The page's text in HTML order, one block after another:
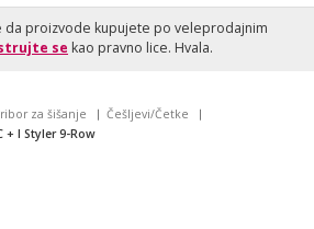
da proizvode kupujete po veleprodajnim
se kao pravno lice. Hvala.
za šišanje
Češljevi/Četke
I Styler 9-Row